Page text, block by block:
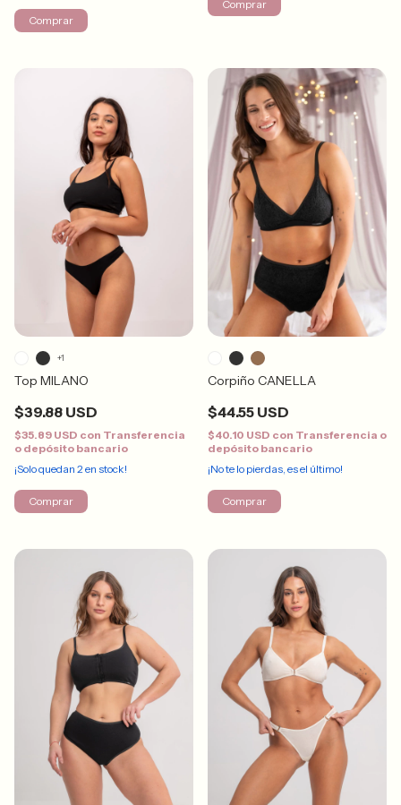
Comprar
Comprar
Top MILANO
$39.88 USD
$35.89 USD con Transferencia
o depósito bancario
¡Solo quedan 2en stock!
+1
Comprar
Corpiño CANELLA
$44.55 USD
$40.10 USD con Transferencia o
depósito bancario
¡No te lo pierdas, es el último!
Comprar